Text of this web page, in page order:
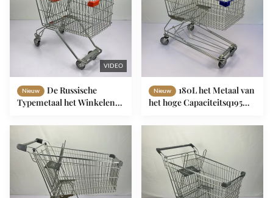
VIDEO
Nieuw
De Russische
Typemetaal het Winkelen
Kruidenierswinkelkarretje
van de Karretje125l
Supermarkt
Nieuw
180L het Metaal van
het hoge Capaciteitsq195
Aziatisch Type